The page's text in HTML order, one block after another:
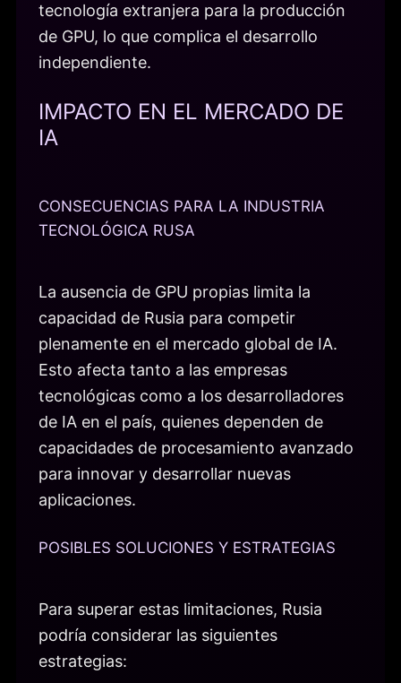
tecnología extranjera para la producción
de GPU, lo que complica el desarrollo
independiente.
IMPACTO EN EL MERCADO DE
IA
CONSECUENCIAS PARA LA INDUSTRIA
TECNOLÓGICA RUSA
La ausencia de GPU propias limita la
capacidad de Rusia para competir
plenamente en el mercado global de IA.
Esto afecta tanto a las empresas
tecnológicas como a los desarrolladores
de IA en el país, quienes dependen de
capacidades de procesamiento avanzado
para innovar y desarrollar nuevas
aplicaciones.
POSIBLES SOLUCIONES Y ESTRATEGIAS
Para superar estas limitaciones, Rusia
podría considerar las siguientes
estrategias: